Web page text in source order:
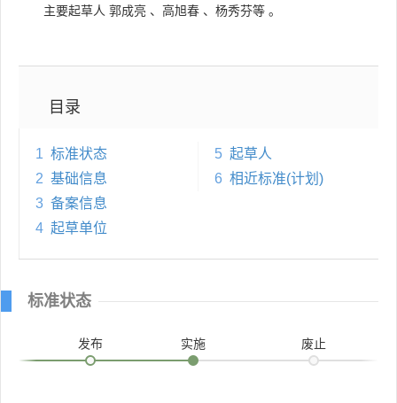
主要起草人 郭成亮 、 高旭春 、 杨秀芬等 。
目录
1 标准状态
2 基础信息
3 备案信息
4 起草单位
5 起草人
6 相近标准(计划)
标准状态
发布 实施 废止